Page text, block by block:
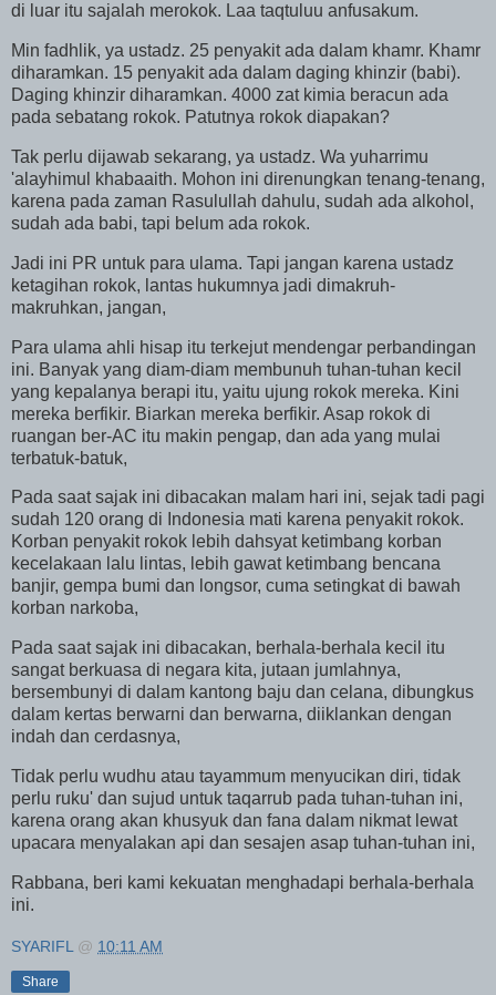
di luar itu sajalah merokok. Laa taqtuluu anfusakum.
Min fadhlik, ya ustadz. 25 penyakit ada dalam khamr. Khamr
diharamkan. 15 penyakit ada dalam daging khinzir (babi).
Daging khinzir diharamkan. 4000 zat kimia beracun ada
pada sebatang rokok. Patutnya rokok diapakan?
Tak perlu dijawab sekarang, ya ustadz. Wa yuharrimu
'alayhimul khabaaith. Mohon ini direnungkan tenang-tenang,
karena pada zaman Rasulullah dahulu, sudah ada alkohol,
sudah ada babi, tapi belum ada rokok.
Jadi ini PR untuk para ulama. Tapi jangan karena ustadz
ketagihan rokok, lantas hukumnya jadi dimakruh-
makruhkan, jangan,
Para ulama ahli hisap itu terkejut mendengar perbandingan
ini. Banyak yang diam-diam membunuh tuhan-tuhan kecil
yang kepalanya berapi itu, yaitu ujung rokok mereka. Kini
mereka berfikir. Biarkan mereka berfikir. Asap rokok di
ruangan ber-AC itu makin pengap, dan ada yang mulai
terbatuk-batuk,
Pada saat sajak ini dibacakan malam hari ini, sejak tadi pagi
sudah 120 orang di Indonesia mati karena penyakit rokok.
Korban penyakit rokok lebih dahsyat ketimbang korban
kecelakaan lalu lintas, lebih gawat ketimbang bencana
banjir, gempa bumi dan longsor, cuma setingkat di bawah
korban narkoba,
Pada saat sajak ini dibacakan, berhala-berhala kecil itu
sangat berkuasa di negara kita, jutaan jumlahnya,
bersembunyi di dalam kantong baju dan celana, dibungkus
dalam kertas berwarni dan berwarna, diiklankan dengan
indah dan cerdasnya,
Tidak perlu wudhu atau tayammum menyucikan diri, tidak
perlu ruku' dan sujud untuk taqarrub pada tuhan-tuhan ini,
karena orang akan khusyuk dan fana dalam nikmat lewat
upacara menyalakan api dan sesajen asap tuhan-tuhan ini,
Rabbana, beri kami kekuatan menghadapi berhala-berhala
ini.
SYARIFL @ 10:11 AM
Share